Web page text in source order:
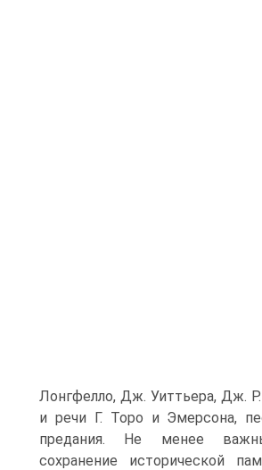
Лонгфелло, Дж. Уиттьера, Дж. Р.
и речи Г. Торо и Эмерсона,
предания. Не менее
сохранение исторической